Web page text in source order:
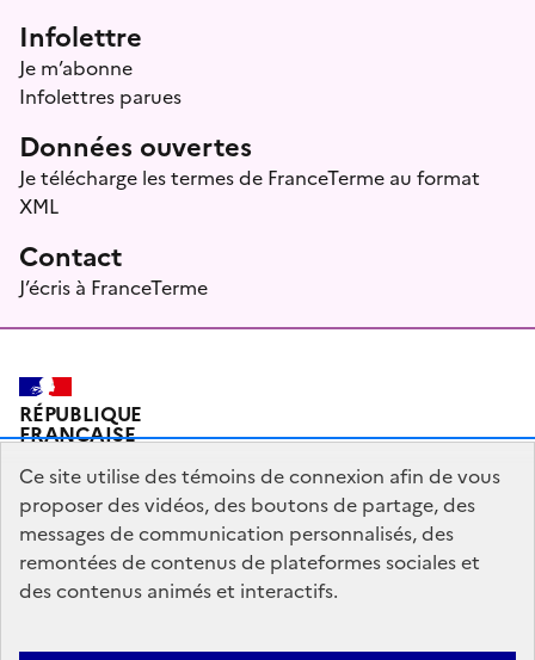
Infolettre
Je m’abonne
Infolettres parues
Données ouvertes
Je télécharge les termes de FranceTerme au format
XML
Contact
J’écris à FranceTerme
RÉPUBLIQUE
FRANÇAISE
Plan du site Mentions légales Qui sommes-nous ?
Partagez votre expérience pour améliorer les services
Ce site utilise des témoins de connexion afin de vous
proposer des vidéos, des boutons de partage, des
messages de communication personnalisés, des
remontées de contenus de plateformes sociales et
des contenus animés et interactifs.